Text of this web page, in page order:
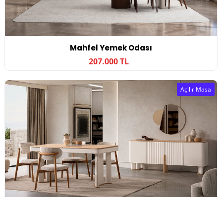
Mahfel Yemek Odası
207.000 TL
Açılır Masa